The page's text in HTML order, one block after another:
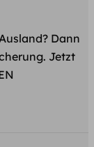
Dann
Jetzt